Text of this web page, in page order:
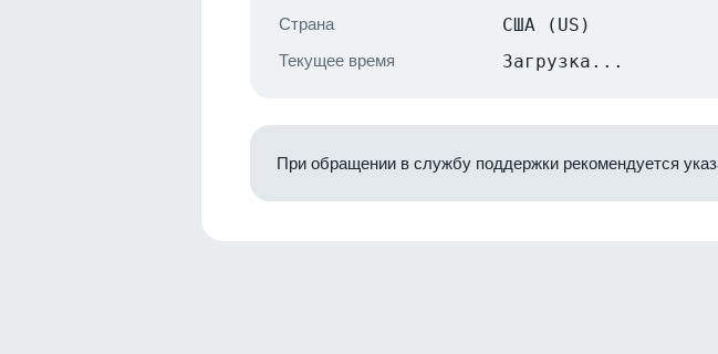
Страна США (US)
Текущее время Загрузка...
При обращении в службу поддержки рекомендуется